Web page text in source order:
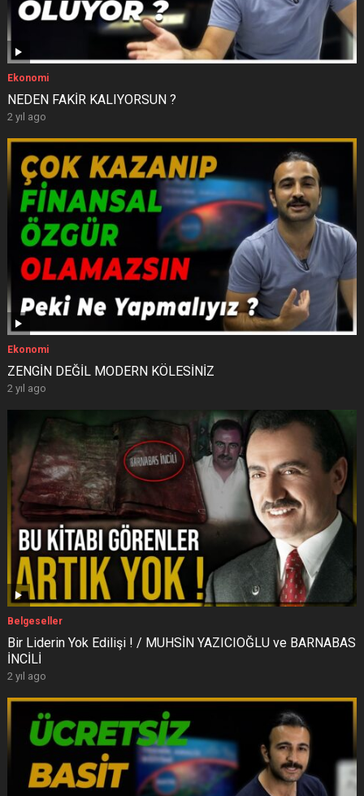
Ekonomi
NEDEN FAKİR KALIYORSUN ?
2 yıl ago
Ekonomi
ZENGİN DEĞİL MODERN KÖLESİNİZ
2 yıl ago
Belgeseller
Bir Liderin Yok Edilişi ! / MUHSİN YAZICIOĞLU ve BARNABAS
İNCİLİ
2 yıl ago